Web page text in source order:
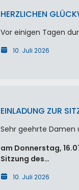
HERZLICHEN
Vor einigen Tagen
10. Juli 2026
EINLADUNG ZUR
Sehr geehrte Damen
am Donnerstag,
Sitzung des…
10. Juli 2026